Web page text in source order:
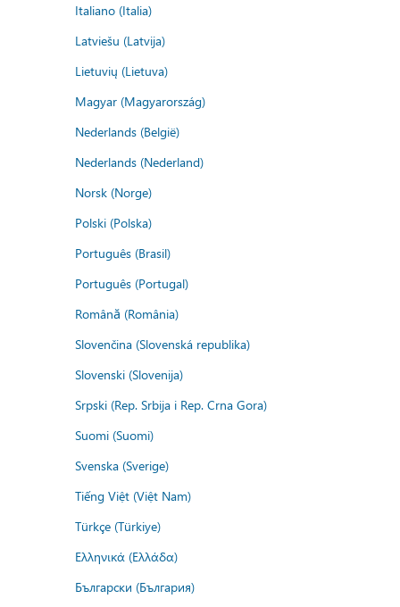
Italiano (Italia)
Latviešu (Latvija)
Lietuvių (Lietuva)
Magyar (Magyarország)
Nederlands (België)
Nederlands (Nederland)
Norsk (Norge)
Polski (Polska)
Português (Brasil)
Português (Portugal)
Română (România)
Slovenčina (Slovenská republika)
Slovenski (Slovenija)
Srpski (Rep. Srbija i Rep. Crna Gora)
Suomi (Suomi)
Svenska (Sverige)
Tiếng Việt (Việt Nam)
Türkçe (Türkiye)
Ελληνικά (Ελλάδα)
Български (България)